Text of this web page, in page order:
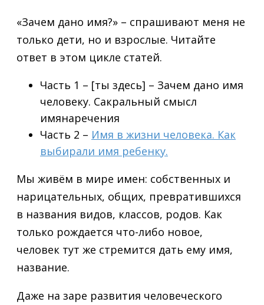
«Зачем дано имя?» – спрашивают меня не
только дети, но и взрослые. Читайте
ответ в этом цикле статей.
Часть 1 – [ты здесь] – Зачем дано имя
человеку. Сакральный смысл
имянаречения
Часть 2 – Имя в жизни человека. Как
выбирали имя ребенку.
Мы живём в мире имен: собственных и
нарицательных, общих, превратившихся
в названия видов, классов, родов. Как
только рождается что-либо новое,
человек тут же стремится дать ему имя,
название.
Даже на заре развития человеческого